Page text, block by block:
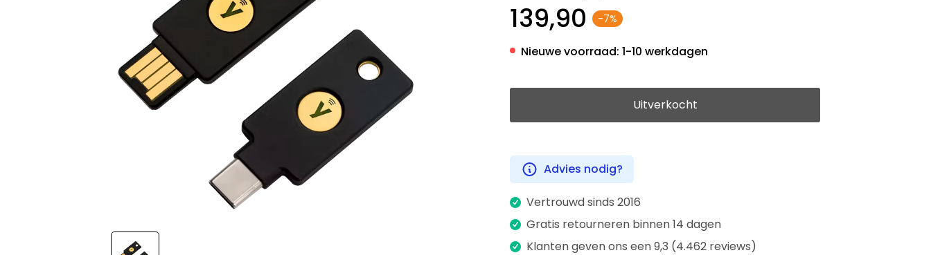
139,90 -7%
Nieuwe voorraad: 1-10 werkdagen
Uitverkocht
Advies nodig?
Vertrouwd sinds 2016
Gratis retourneren binnen 14 dagen
Klanten geven ons een 9,3 (4.462 reviews)